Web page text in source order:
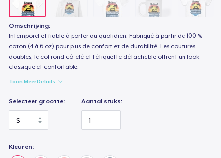
Omschrijving:
Intemporel et fiable à porter au quotidien. Fabriqué à partir de 100 %
coton (4 à 6 oz) pour plus de confort et de durabilité. Les coutures
doubles, le col rond côtelé et l'étiquette détachable offrent un look
classique et confortable.
Toon Meer Details
Selecteer grootte: Aantal stuks:
Kleuren:
US$ 30,28